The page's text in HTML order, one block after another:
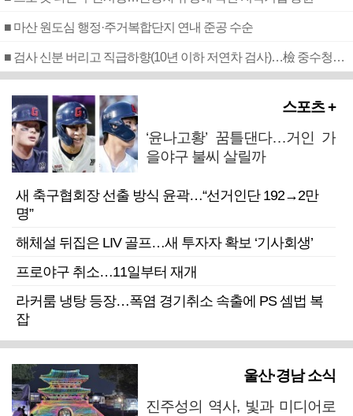
■ 마산 원도심 행정·주거복합단지 연내 준공 수순
■ 검사 신분 버리고 직급하향(10년 이하 저연차 검사)…檢 중수청행 기피
스포츠 +
‘윤나고황’ 꿈틀댄다…거인 가
을야구 불씨 살릴까
새 축구협회장 선출 방식 윤곽…“선거인단 192→2만
명”
해체설 뒤집은 LIV 골프…새 투자자 확보 ‘기사회생’
프로야구 취소…11일부터 재개
라커룸 냉탕 등장…폭염 경기취소 속출에 PS 셈법 복
잡
울산·경남 소식
진주성의 역사, 빛과 미디어로